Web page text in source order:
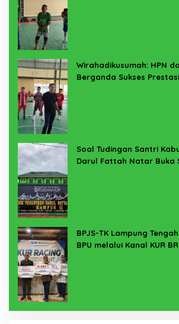
Wirahadikusumah: HPN
Berganda Sukses
Soal Tudingan Santri
Darul Fattah Natar Buka
BPJS-TK Lampung
BPU melalui Kanal KUR